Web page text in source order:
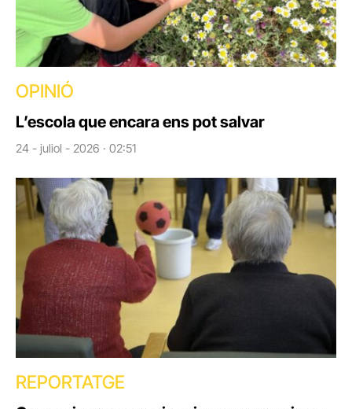
OPINIÓ
L’escola que encara ens pot salvar
24 - juliol - 2026 · 02:51
REPORTATGE